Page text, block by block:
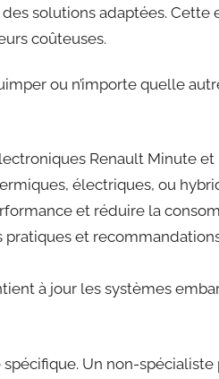
solutions adaptées. Cette
coûteuses.
ou n’importe quelle
Renault Minute et
électriques, ou
et réduire la
pratiques et
à jour les systèmes
Un non-